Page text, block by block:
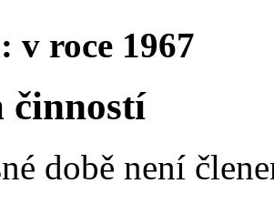
v roce 1967
činností
době není